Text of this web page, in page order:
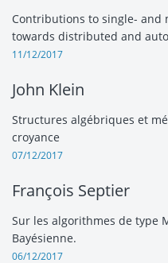
Contributions to single-
towards distributed and
11/12/2017
John Klein
Structures algébriques et
croyance
07/12/2017
François Septier
Sur les algorithmes de type
Bayésienne.
06/12/2017